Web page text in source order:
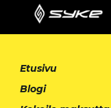
Etusivu
Blogi